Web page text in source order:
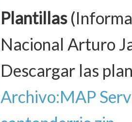
Plantillas
Nacional Arturo
Descargar las
Archivo:MAP